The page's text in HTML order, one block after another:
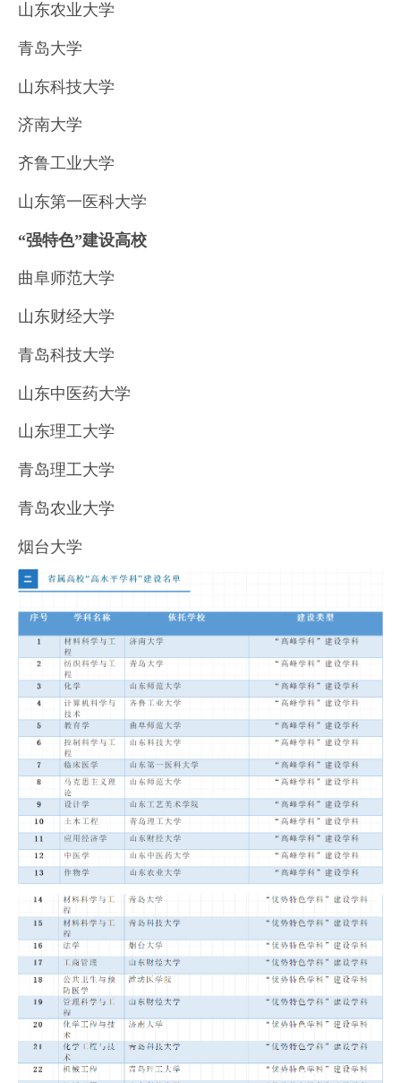
山东农业大学
青岛大学
山东科技大学
济南大学
齐鲁工业大学
山东第一医科大学
“强特色”建设高校
曲阜师范大学
山东财经大学
青岛科技大学
山东中医药大学
山东理工大学
青岛理工大学
青岛农业大学
烟台大学